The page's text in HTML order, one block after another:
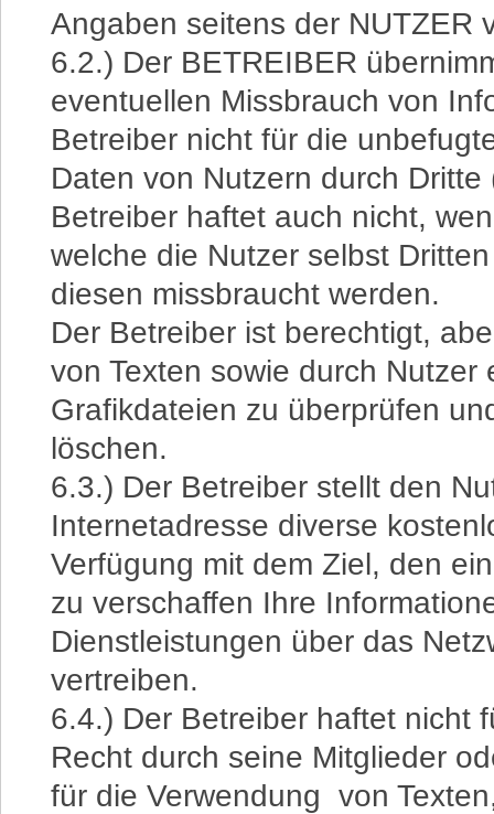
Angaben seitens der NUTZER
6.2.) Der BETREIBER
eventuellen Missbrauch von
Betreiber nicht für die
Daten von Nutzern durch
Betreiber haftet auch nicht,
welche die Nutzer selbst
diesen missbraucht werden.
Der Betreiber ist berechtigt,
von Texten sowie durch
Grafikdateien zu überprüfen
löschen.
6.3.) Der Betreiber stellt den
Internetadresse diverse
Verfügung mit dem Ziel, den
zu verschaffen Ihre
Dienstleistungen über das
vertreiben.
6.4.) Der Betreiber haftet nicht
Recht durch seine Mitglieder
für die Verwendung von